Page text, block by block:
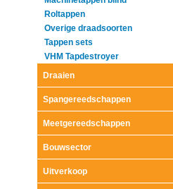
Roltappen
Overige draadsoorten
Tappen sets
VHM Tapdestroyer
Draaien
Spangereedschappen
Meetgereedschappen
Bouwsector
Uitverkoop